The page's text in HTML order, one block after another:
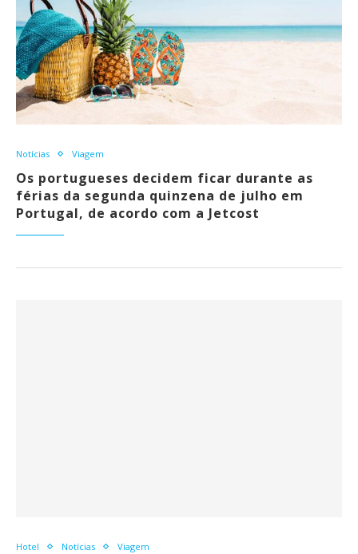
Notícias Viagem
Os portugueses decidem ficar durante as
férias da segunda quinzena de julho em
Portugal, de acordo com a Jetcost
Hotel Notícias Viagem